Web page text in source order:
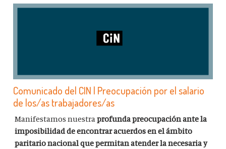
Comunicado del CIN | Preocupación por el salario
de los/as trabajadores/as
Manifestamos nuestraprofunda preocupación ante la
imposibilidad de encontrar acuerdos en el ámbito
paritario nacional que permitan atender la necesaria y